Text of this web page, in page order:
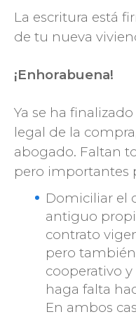
La escritura está
de tu nueva
¡Enhorabuena!
Ya se ha
legal de la
abogado. Faltan
pero importantes
Domiciliar el
antiguo
contrato
pero
cooperativo
haga falta
En ambos